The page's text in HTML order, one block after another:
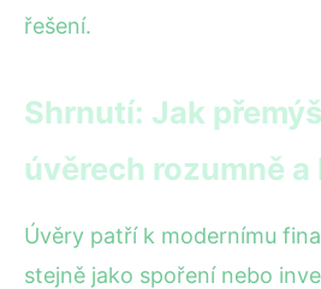
řešení.
Shrnutí: Jak
úvěrech rozumně a
Úvěry patří k modernímu
stejně jako spoření nebo